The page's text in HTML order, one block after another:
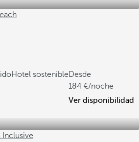
Hotel sostenibleDesde
184
/noche
Ver disponibilidad